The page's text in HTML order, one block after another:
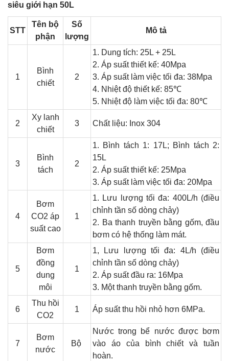
siêu giới hạn 50L
STT
Tên bộ
phận
Số
lượng
Mô tả
1
Bình
chiết
2
1. Dung tích: 25L + 25L
2. Áp suất thiết kế: 40Mpa
3. Áp suất làm việc tối đa: 38Mpa
4. Nhiệt độ thiết kế: 85℃
5. Nhiệt độ làm việc tối đa: 80℃
2
Xy lanh
chiết
3 Chất liệu: Inox 304
3
Bình
tách
2
1. Bình tách 1: 17L; Bình tách 2:
15L
2. Áp suất thiết kế: 25Mpa
3. Áp suất làm việc tối đa: 20Mpa
4
Bơm
CO2 áp
suất cao
1
1. Lưu lượng tối đa: 400L/h (điều
chỉnh tần số dòng chảy)
2. Ba thanh truyền bằng gốm, đầu
bơm có hệ thống làm mát.
5
Bơm
đồng
dung
môi
1
1, Lưu lượng tối đa: 4L/h (điều
chỉnh tần số dòng chảy)
2. Áp suất đầu ra: 16Mpa
3. Một thanh truyền bằng gốm.
6
Thu hồi
CO2
1 Áp suất thu hồi nhỏ hơn 6MPa.
7
Bơm
nước
Bộ
N ước trong bể nước được bơm
vào áo của bình chiết và tuần
hoàn.